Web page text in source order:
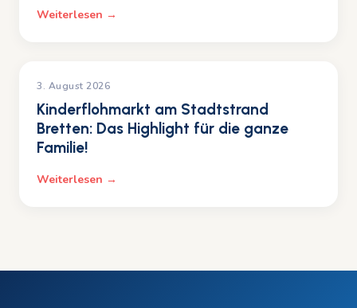
Weiterlesen →
EVENTS
3. August 2026
Kinderflohmarkt am Stadtstrand
Bretten: Das Highlight für die ganze
Familie!
Weiterlesen →